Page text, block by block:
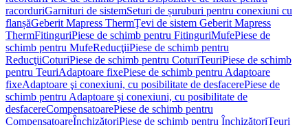
racorduriGarnituri de sistemSeturi de șuruburi pentru conexiuni cu
flanșăGeberit Mapress ThermŢevi de sistem Geberit Mapress
ThermFitinguriPiese de schimb pentru FitinguriMufePiese de
schimb pentru MufeReducţiiPiese de schimb pentru
ReducţiiCoturiPiese de schimb pentru CoturiTeuriPiese de schimb
pentru TeuriAdaptoare fixePiese de schimb pentru Adaptoare
fixeAdaptoare şi conexiuni, cu posibilitate de desfacerePiese de
schimb pentru Adaptoare şi conexiuni, cu posibilitate de
desfacereCompensatoarePiese de schimb pentru
CompensatoareÎnchizătoriPiese de schimb pentru ÎnchizătoriTeuri